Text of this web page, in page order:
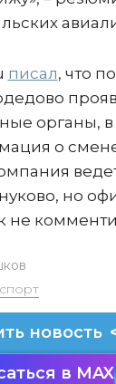
писал, что
органы,
о смене
но
не
новость
в MAX